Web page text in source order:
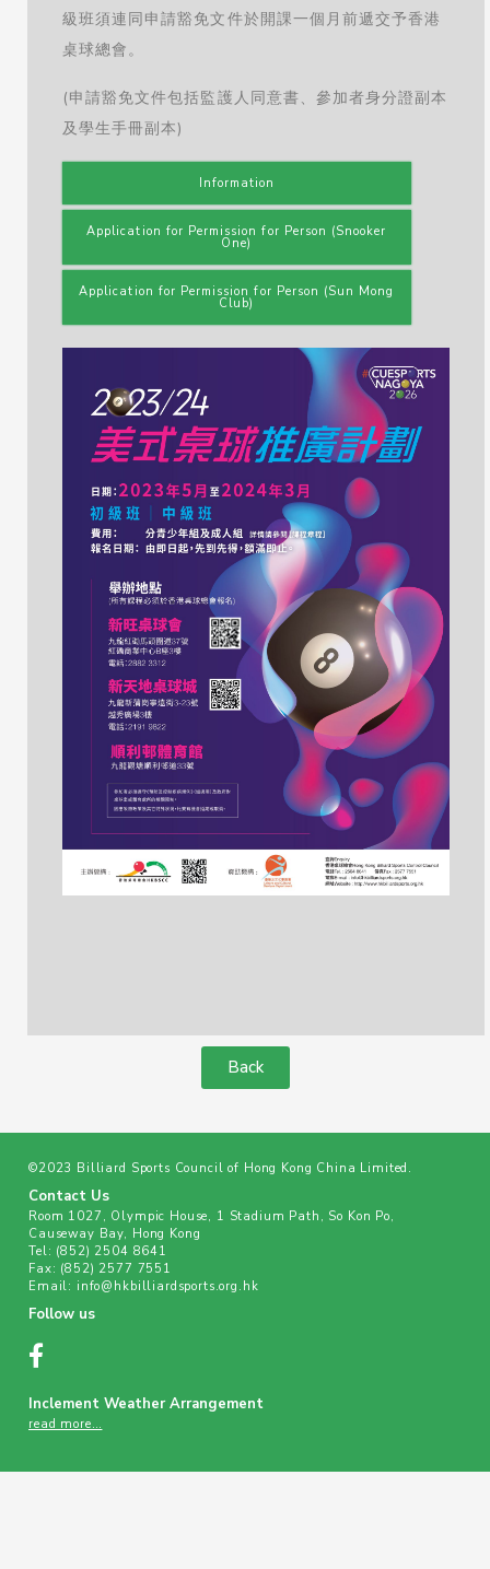
級班須連同申請豁免文件於開課一個月前遞交予香港
桌球總會。
(申請豁免文件包括監護人同意書、參加者身分證副本
及學生手冊副本)
Information
Application for Permission for Person (Snooker
One)
Application for Permission for Person (Sun Mong
Club)
Back
©2023 Billiard Sports Council of Hong Kong China Limited.
Contact Us
Room 1027, Olympic House, 1 Stadium Path, So Kon Po,
Causeway Bay, Hong Kong
Tel: (852) 2504 8641
Fax: (852) 2577 7551
Email: info@hkbilliardsports.org.hk
Follow us
Inclement Weather Arrangement
read more…